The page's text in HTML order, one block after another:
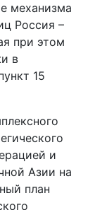
механизма
Россия –
при этом
в
15
и
Азии на
план